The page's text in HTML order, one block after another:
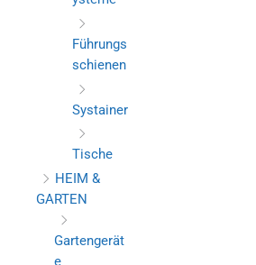
Führungs
schienen
Systainer
Tische
HEIM &
GARTEN
Gartengerät
e